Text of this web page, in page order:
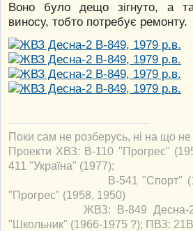
Воно було дещо зігнуто, а
виносу, тобто потребує ремонту.
Поки сам не розберусь, ні на що не
Проекти ХВЗ: В-110 "Прогрес"
411 "Україна" (1977);
В-541 "Спорт" (1970);
"Прогрес" (1958, 1950)
ЖВЗ: В-849 Десна-2
"Школьник" (1966-1975 ?); ПВЗ: